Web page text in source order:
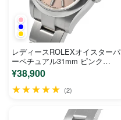
レディースROLEXオイスターパ
ーペチュアル31mm ピンク
277200
¥38,900
★★★★★ (2)